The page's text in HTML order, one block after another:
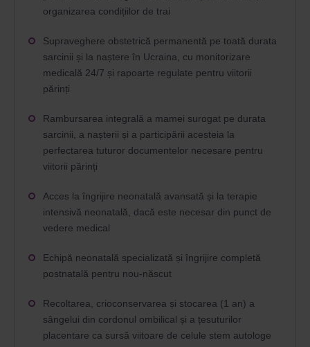
organizarea condițiilor de trai
Supraveghere obstetrică permanentă pe toată durata
sarcinii și la naștere în Ucraina, cu monitorizare
medicală 24/7 și rapoarte regulate pentru viitorii
părinți
Rambursarea integrală a mamei surogat pe durata
sarcinii, a nașterii și a participării acesteia la
perfectarea tuturor documentelor necesare pentru
viitorii părinți
Acces la îngrijire neonatală avansată și la terapie
intensivă neonatală, dacă este necesar din punct de
vedere medical
Echipă neonatală specializată și îngrijire completă
postnatală pentru nou-născut
Recoltarea, crioconservarea și stocarea (1 an) a
sângelui din cordonul ombilical și a țesuturilor
placentare ca sursă viitoare de celule stem autologe